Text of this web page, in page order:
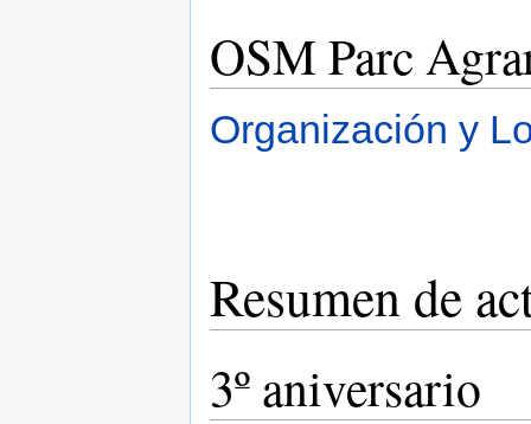
OSM Parc
Organización y
Resumen de
3º aniversario